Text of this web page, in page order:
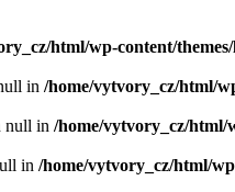
html/wp-content/
in /home/vytvory_cz/html/
null in /home/vytvory_cz/html/
in /home/vytvory_cz/html/